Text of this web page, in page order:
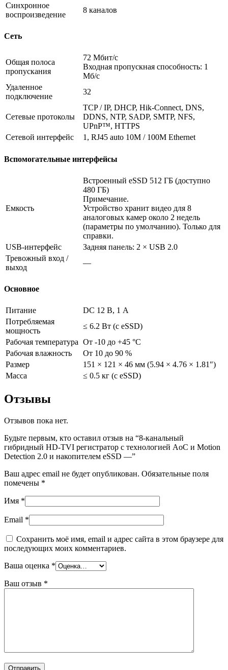
Синхронное
воспроизведение
8 каналов
Сеть
Общая полоса
пропускания
72 Мбит/с
Входная пропускная способность: 1
Мб/с
Удаленное
подключение
32
Сетевые протоколы
TCP / IP, DHCP, Hik-Connect, DNS,
DDNS, NTP, SADP, SMTP, NFS,
UPnP™, HTTPS
Сетевой интерфейс
1, RJ45 auto 10M / 100M Ethernet
Вспомогательные интерфейсы
Емкость
Встроенный eSSD 512 ГБ (доступно
480 ГБ)
Примечание.
Устройство хранит видео для 8
аналоговых камер около 2 недель
(параметры по умолчанию). Только для
справки.
USB-интерфейс
Задняя панель: 2 × USB 2.0
Тревожный вход /
выход
—
Основное
Питание
DC 12 В, 1 А
Потребляемая
мощность
≤ 6.2 Вт (с eSSD)
Рабочая температура От -10 до +45 °C
Рабочая влажность
От 10 до 90 %
Размер
151 × 121 × 46 мм (5.94 × 4.76 × 1.81″)
Масса
≤ 0.5 кг (с eSSD)
Отзывы
Отзывов пока нет.
Будьте первым, кто оставил отзыв на “8-канальный
гибридный HD-TVI регистратор c технологией AoC и Motion
Detection 2.0 и накопителем eSSD —”
Ваш адрес email не будет опубликован. Обязательные поля
помечены *
Имя *
Email *
Сохранить моё имя, email и адрес сайта в этом браузере для
последующих моих комментариев.
Ваша оценка *
Ваш отзыв *